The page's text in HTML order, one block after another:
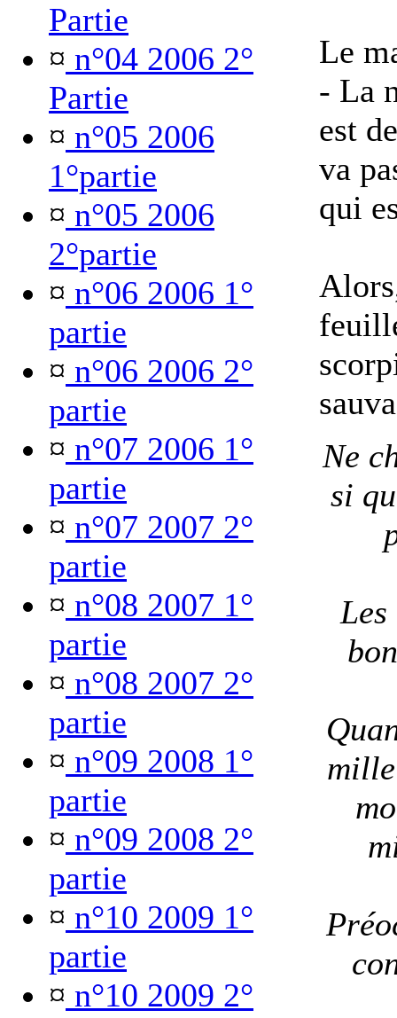
Partie
¤ n°04 2006 2°
Partie
¤ n°05 2006
1°partie
¤ n°05 2006
2°partie
¤ n°06 2006 1°
partie
¤ n°06 2006 2°
partie
¤ n°07 2006 1°
partie
¤ n°07 2007 2°
partie
¤ n°08 2007 1°
partie
¤ n°08 2007 2°
partie
¤ n°09 2008 1°
partie
¤ n°09 2008 2°
partie
¤ n°10 2009 1°
partie
¤ n°10 2009 2°
Le
- La
est
va
qui
Ne
si